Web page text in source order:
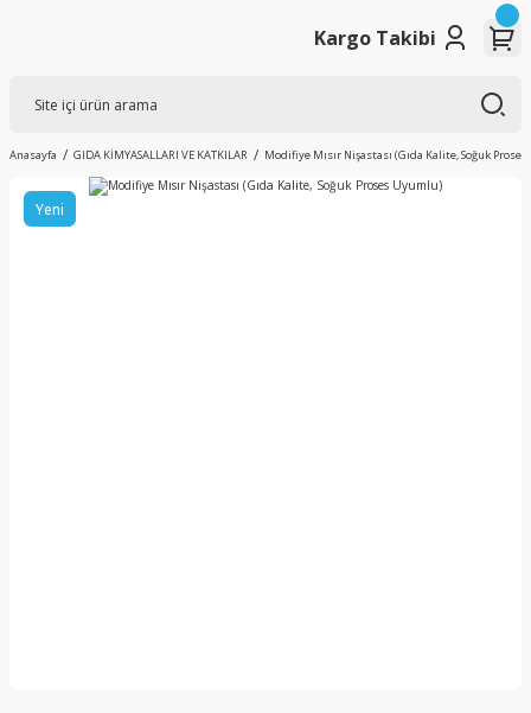
Kargo Takibi
Anasayfa GIDA KİMYASALLARI VE KATKILAR Modifiye Mısır Nişastası (Gıda Kalite, Soğuk
Yeni